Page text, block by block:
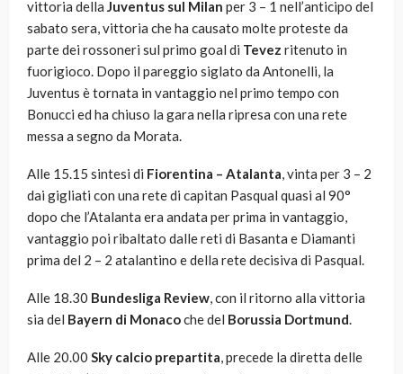
vittoria della Juventus sul Milan per 3 – 1 nell’anticipo del
sabato sera, vittoria che ha causato molte proteste da
parte dei rossoneri sul primo goal di Tevez ritenuto in
fuorigioco. Dopo il pareggio siglato da Antonelli, la
Juventus è tornata in vantaggio nel primo tempo con
Bonucci ed ha chiuso la gara nella ripresa con una rete
messa a segno da Morata.
Alle 15.15 sintesi di Fiorentina – Atalanta, vinta per 3 – 2
dai gigliati con una rete di capitan Pasqual quasi al 90°
dopo che l’Atalanta era andata per prima in vantaggio,
vantaggio poi ribaltato dalle reti di Basanta e Diamanti
prima del 2 – 2 atalantino e della rete decisiva di Pasqual.
Alle 18.30 Bundesliga Review, con il ritorno alla vittoria
sia del Bayern di Monacoche del Borussia Dortmund.
Alle 20.00 Sky calcio prepartita, precede la diretta delle